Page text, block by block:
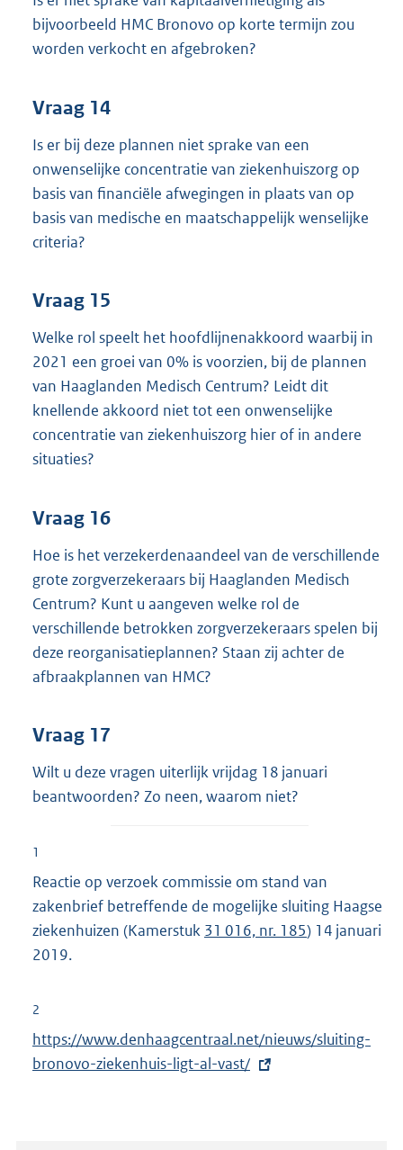
bijvoorbeeld HMC Bronovo op korte termijn zou
worden verkocht en afgebroken?
Vraag 14
Is er bij deze plannen niet sprake van een
onwenselijke concentratie van ziekenhuiszorg op
basis van financiële afwegingen in plaats van op
basis van medische en maatschappelijk wenselijke
criteria?
Vraag 15
Welke rol speelt het hoofdlijnenakkoord waarbij in
2021 een groei van 0% is voorzien, bij de plannen
van Haaglanden Medisch Centrum? Leidt dit
knellende akkoord niet tot een onwenselijke
concentratie van ziekenhuiszorg hier of in andere
situaties?
Vraag 16
Hoe is het verzekerdenaandeel van de verschillende
grote zorgverzekeraars bij Haaglanden Medisch
Centrum? Kunt u aangeven welke rol de
verschillende betrokken zorgverzekeraars spelen bij
deze reorganisatieplannen? Staan zij achter de
afbraakplannen van HMC?
Vraag 17
Wilt u deze vragen uiterlijk vrijdag 18 januari
beantwoorden? Zo neen, waarom niet?
1
Reactie op verzoek commissie om stand van
zakenbrief betreffende de mogelijke sluiting Haagse
ziekenhuizen (Kamerstuk 31 016, nr. 185) 14 januari
2019.
2
E
x
https://www.denhaagcentraal.net/nieuws/sluiting-
bronovo-ziekenhuis-ligt-al-vast/